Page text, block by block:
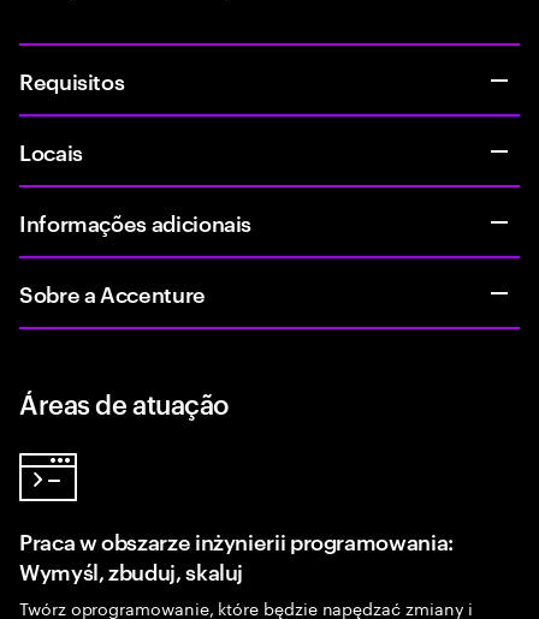
Requisitos
Locais
Informações adicionais
Sobre a Accenture
Áreas de atuação
Praca w obszarze inżynierii programowania:
Wymyśl, zbuduj, skaluj
Twórz oprogramowanie, które będzie napędzać zmiany i